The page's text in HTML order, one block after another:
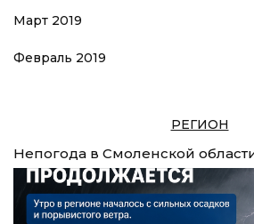
Март 2019
Февраль 2019
РЕГИОН
Непогода в Смоленской